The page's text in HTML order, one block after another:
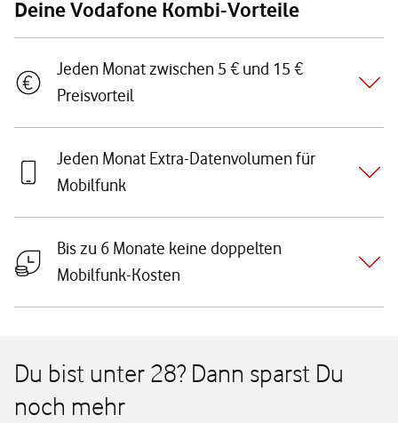
Deine Vodafone Kombi-Vorteile
Jeden Monat zwischen 5 € und 15 €
Preisvorteil
Jeden Monat Extra-Datenvolumen für
Mobilfunk
Bis zu 6 Monate keine doppelten
Mobilfunk-Kosten
Du bist unter 28? Dann sparst Du
noch mehr